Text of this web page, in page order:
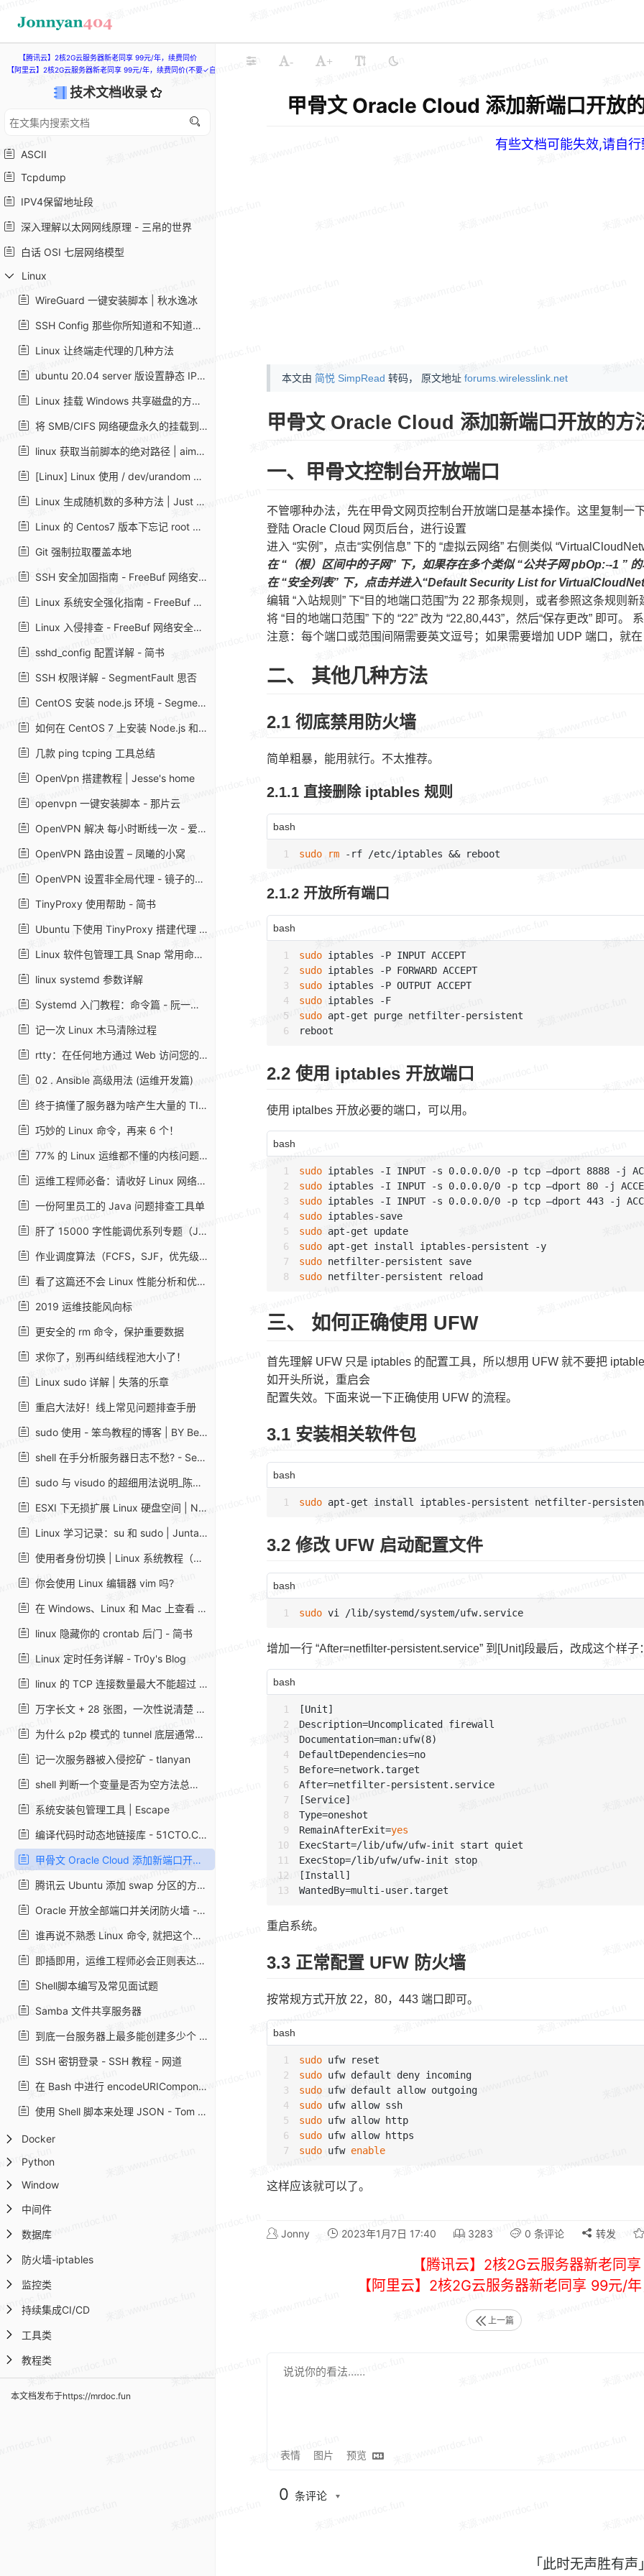
【腾讯云】2核2G云服务器新老同享 99元/年，续费同价
【阿里云】2核2G云服务器新老同享 99元/年，续费同价(不要✓自动续费)
技术文档收录
ASCII
Tcpdump
IPV4保留地址段
深入理解以太网网线原理 - 三帛的世界
白话 OSI 七层网络模型
Linux
WireGuard 一键安装脚本 | 秋水逸冰
SSH Config 那些你所知道和不知道的事 | Deepzz's Blog
Linux 让终端走代理的几种方法
ubuntu 20.04 server 版设置静态 IP 地址 - 链滴
Linux 挂载 Windows 共享磁盘的方法 - 技术学堂
将 SMB/CIFS 网络硬盘永久的挂载到 Ubuntu 上 - 简书
linux 获取当前脚本的绝对路径 | aimuke
[Linux] Linux 使用 / dev/urandom 生成随机数 - piaohua's blog
Linux 生成随机数的多种方法 | Just Do It
Linux 的 Centos7 版本下忘记 root 或者普通用户密码怎么办？
Git 强制拉取覆盖本地
SSH 安全加固指南 - FreeBuf 网络安全行业门户
Linux 系统安全强化指南 - FreeBuf 网络安全行业门户
Linux 入侵排查 - FreeBuf 网络安全行业门户
sshd_config 配置详解 - 简书
SSH 权限详解 - SegmentFault 思否
CentOS 安装 node.js 环境 - SegmentFault 思否
如何在 CentOS 7 上安装 Node.js 和 npm | myfreax
几款 ping tcping 工具总结
OpenVpn 搭建教程 | Jesse's home
openvpn 一键安装脚本 - 那片云
OpenVPN 解决 每小时断线一次 - 爱开源
OpenVPN 路由设置 – 凤曦的小窝
OpenVPN 设置非全局代理 - 镜子的记录簿
TinyProxy 使用帮助 - 简书
Ubuntu 下使用 TinyProxy 搭建代理 HTTP 服务器_Linux_运维开发网_运维开发技术经验分享
Linux 软件包管理工具 Snap 常用命令 - 简书
linux systemd 参数详解
Systemd 入门教程：命令篇 - 阮一峰的网络日志
记一次 Linux 木马清除过程
rtty：在任何地方通过 Web 访问您的终端
02 . Ansible 高级用法 (运维开发篇)
终于搞懂了服务器为啥产生大量的 TIME_WAIT！
巧妙的 Linux 命令，再来 6 个！
77% 的 Linux 运维都不懂的内核问题，这篇全告诉你了
运维工程师必备：请收好 Linux 网络命令集锦
一份阿里员工的 Java 问题排查工具单
肝了 15000 字性能调优系列专题（JVM、MySQL、Nginx and Tomcat），看不完先收
作业调度算法（FCFS，SJF，优先级调度，时间片轮转，多级反馈队列） | The Blog Of WaiterXiaoYY
看了这篇还不会 Linux 性能分析和优化，你来打我
2019 运维技能风向标
更安全的 rm 命令，保护重要数据
求你了，别再纠结线程池大小了！
Linux sudo 详解 | 失落的乐章
重启大法好！线上常见问题排查手册
sudo 使用 - 笨鸟教程的博客 | BY BenderFly
shell 在手分析服务器日志不愁? - SegmentFault 思否
sudo 与 visudo 的超细用法说明_陈发哥 007 的技术博客_51CTO 博客
ESXI 下无损扩展 Linux 硬盘空间 | Naonao Blog
Linux 学习记录：su 和 sudo | Juntao Tan 的个人博客
使用者身份切换 | Linux 系统教程（笔记）
你会使用 Linux 编辑器 vim 吗?
在 Windows、Linux 和 Mac 上查看 Wi-Fi 密码
linux 隐藏你的 crontab 后门 - 简书
Linux 定时任务详解 - Tr0y's Blog
linux 的 TCP 连接数量最大不能超过 65535 个吗，那服务器是如何应对百万千万的并发的？_一口 Linux 的博客 - CSDN 博客_tcp 连接数多少正常
万字长文 + 28 张图，一次性说清楚 TCP，运维必藏
为什么 p2p 模式的 tunnel 底层通常用 udp 而不是 tcp？
记一次服务器被入侵挖矿 - tlanyan
shell 判断一个变量是否为空方法总结 - 腾讯云开发者社区 - 腾讯云
系统安装包管理工具 | Escape
编译代码时动态地链接库 - 51CTO.COM
甲骨文 Oracle Cloud 添加新端口开放的方法 - WirelessLink 社区
腾讯云 Ubuntu 添加 swap 分区的方法_弓弧名家_玄真君的博客 - CSDN 博客
Oracle 开放全部端口并关闭防火墙 - 清~ 幽殇
谁再说不熟悉 Linux 命令, 就把这个给他扔过去!
即插即用，运维工程师必会正则表达式大全
Shell脚本编写及常见面试题
Samba 文件共享服务器
到底一台服务器上最多能创建多少个 TCP 连接 | plantegg
SSH 密钥登录 - SSH 教程 - 网道
在 Bash 中进行 encodeURIComponent/decodeURIComponent | Harttle Land
使用 Shell 脚本来处理 JSON - Tom CzHen's Blog
Docker
Python
Window
中间件
数据库
防火墙-iptables
监控类
持续集成CI/CD
工具类
教程类
本文档发布于https://mrdoc.fun
- +
甲骨文 Oracle Cloud 添加新端口开放
有些文档可能失效,请自
本文由 简悦 SimpRead 转码， 原文地址 forums.wirelesslink.net
甲骨文 Oracle Cloud 添加新端口开放的方
一、甲骨文控制台开放端口
不管哪种办法，先在甲骨文网页控制台开放端口是基本操作。这里复制一
登陆 Oracle Cloud 网页后台，进行设置
进入 “实例”，点击“实例信息” 下的 “虚拟云网络” 右侧类似
在 “（根）区间中的子网” 下，如果存在多个类似 “公共子网 pbOp:--1 ”
在 “安全列表” 下，点击并进入“Default Security List for
编辑 “入站规则” 下“目的地端口范围”为 22 那条规则，或者参照这条规则新
将 “目的地端口范围” 下的 “22” 改为 “22,80,443”，然后“保存更改” 即可
注意：每个端口或范围间隔需要英文逗号；如果需要增加 UDP 端口，就在
二、 其他几种方法
2.1 彻底禁用防火墙
简单粗暴，能用就行。不太推荐。
2.1.1 直接删除 iptables 规则
bash
sudo rm
2.1.2 开放所有端口
bash
sudo
sudo
sudo
sudo
sudo apt-get purge netfilter-persistent
2.2 使用 iptables 开放端口
使用 iptalbes 开放必要的端口，可以用。
bash
sudo
sudo
sudo
sudo
sudo
sudo
sudo
sudo
三、 如何正确使用 UFW
首先理解 UFW 只是 iptables 的配置工具，所以想用 UFW 就不要把
如开头所说，重启会
配置失效。下面来说一下正确使用 UFW 的流程。
3.1 安装相关软件包
bash
sudo
3.2 修改 UFW 启动配置文件
bash
sudo
增加一行 “After=netfilter-persistent.service” 到[Unit]段最后，改成这个样子
bash
[Unit]
Description=Uncomplicated firewall
Documentation=man:ufw(8)
DefaultDependencies=no
Before=network.target
After=netfilter-persistent.service
[Service]
Type=oneshot
RemainAfterExit=yes
ExecStart=/lib/ufw/ufw-init start quiet
ExecStop=/lib/ufw/ufw-init stop
[Install]
重启系统。
3.3 正常配置 UFW 防火墙
按常规方式开放 22，80，443 端口即可。
bash
sudo
sudo
sudo
sudo
sudo
sudo
sudo ufw enable
这样应该就可以了。
Jonny 2023年1月7日 17:40 3283 0 条评论 转发
【腾讯云】2核2G云服务器新老同
【阿里云】2核2G云服务器新老同享 99元/
上一篇
表情 图片 预览
0 条评论
「此时无声胜有声